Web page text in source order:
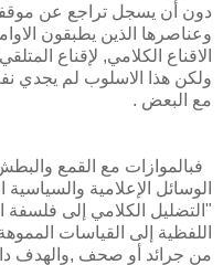
دون أن يسجل تراجع عن
وعناصرها الذين يطبقون
الاقناع الكلامي, لإقناع
ولكن هذا الاسلوب لم يجدي
مع البعض .
فبالموازات مع القمع
الوسائل الإعلامية
"التضليل الكلامي إلى فلسفة
اللفظية إلى القياسات
من جرائد أو صحف ,والهدف